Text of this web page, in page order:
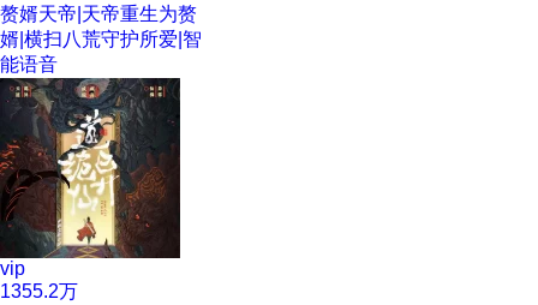
赘婿天帝|天帝重生为赘
婿|横扫八荒守护所爱|智
能语音
vip
1355.2万